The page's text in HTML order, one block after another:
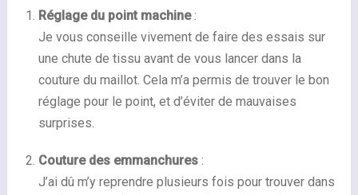
Réglage du point machine:
Je vous conseille vivement de faire des essais sur
une chute de tissu avant de vous lancer dans la
couture du maillot. Cela m’a permis de trouver le bon
réglage pour le point, et d’éviter de mauvaises
surprises.
Couture des emmanchures:
J’ai dû m’y reprendre plusieurs fois pour trouver dans